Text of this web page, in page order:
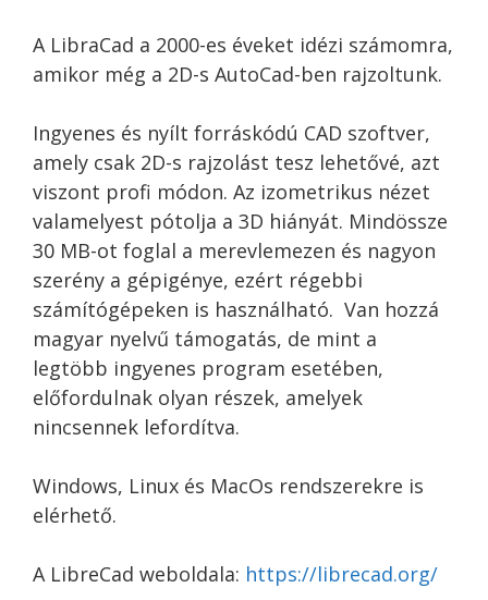
A LibraCad a 2000-es éveket idézi számomra,
amikor még a 2D-s AutoCad-ben rajzoltunk.
Ingyenes és nyílt forráskódú CAD szoftver,
amely csak 2D-s rajzolást tesz lehetővé, azt
viszont profi módon. Az izometrikus nézet
valamelyest pótolja a 3D hiányát. Mindössze
30 MB-ot foglal a merevlemezen és nagyon
szerény a gépigénye, ezért régebbi
számítógépeken is használható. Van hozzá
magyar nyelvű támogatás, de mint a
legtöbb ingyenes program esetében,
előfordulnak olyan részek, amelyek
nincsennek lefordítva.
Windows, Linux és MacOs rendszerekre is
elérhető.
A LibreCad weboldala: https://librecad.org/